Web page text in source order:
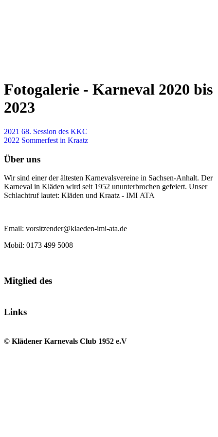
Fotogalerie - Karneval 2020 bis
2023
2021 68. Session des KKC
2022 Sommerfest in Kraatz
Über uns
Wir sind einer der ältesten Karnevalsvereine in Sachsen-Anhalt. Der
Karneval in Kläden wird seit 1952 ununterbrochen gefeiert. Unser
Schlachtruf lautet: Kläden und Kraatz - IMI ATA
Email: vorsitzender@klaeden-imi-ata.de
Mobil: 0173 499 5008
Mitglied des
Links
© Klädener Karnevals Club 1952 e.V